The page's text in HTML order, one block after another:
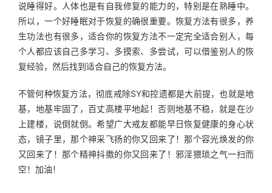
说睡得好。人体也是有自我修复的能力的，特别是在熟睡中。
所以，一个好睡眠对于恢复的确很重要。恢复方法有很多，养
生功法也有很多，适合你的恢复方法不一定完全适合别人，每
个人都应该自己多学习、多摸索、多尝试，可以借鉴别人的恢
复经验，然后找到适合自己的恢复方法。
不管何种恢复方法，彻底戒除SY和控遗都是大前提，也就是地
基，地基牢固了，百丈高楼平地起！否则地基不稳，就是在沙
上建楼，说倒就倒。希望广大戒友都能早日恢复健康的身心状
态，镜子里，那个神采飞扬的你又回来了！那个容光焕发的你
又回来了！那个精神抖擞的你又回来了！邪淫猥琐之气一扫而
空！加油！